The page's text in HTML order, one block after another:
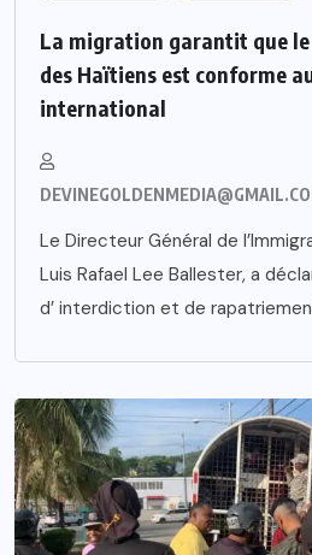
La migration garantit que le
des Haïtiens est conforme
international
Le Directeur Général de
Luis Rafael Lee Ballester, a
d’ interdiction et de